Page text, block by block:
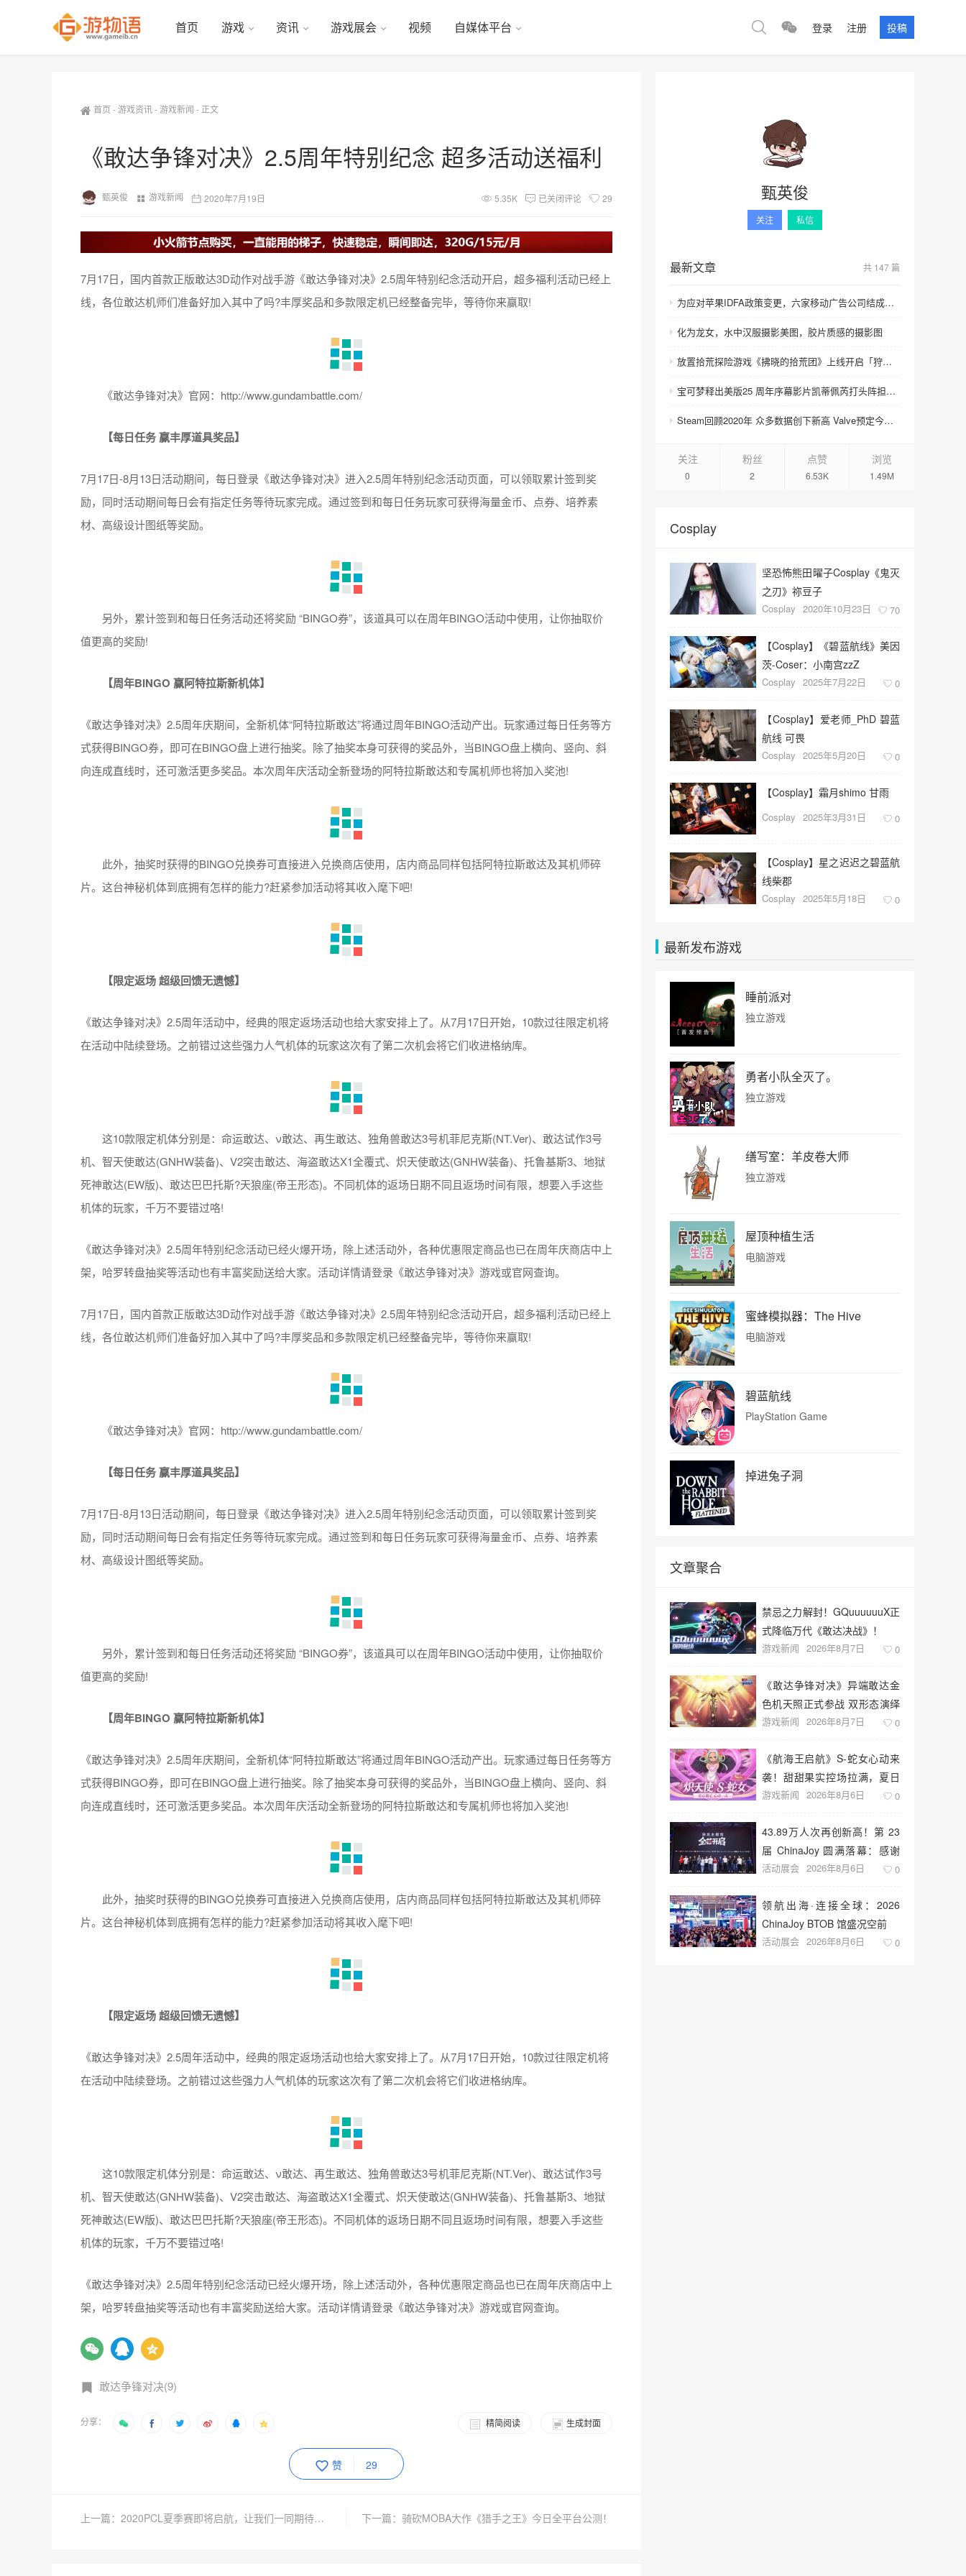
首页 游戏 资讯 游戏展会 视频 自媒体平台 登录 注册 投稿
首页 -游戏资讯-游戏新闻 - 正文
《敢达争锋对决》2.5周年特别纪念 超多活动送福利
甄英俊 游戏新闻 2020年7月19日 5.35K 已关闭评论 29
7月17日，国内首款正版敢达3D动作对战手游《敢达争锋对决》2.5周年特别纪念活动开启，超多福利活动已经上
线，各位敢达机师们准备好加入其中了吗?丰厚奖品和多款限定机已经整备完毕，等待你来赢取!
《敢达争锋对决》官网：http://www.gundambattle.com/
【每日任务 赢丰厚道具奖品】
7月17日-8月13日活动期间，每日登录《敢达争锋对决》进入2.5周年特别纪念活动页面，可以领取累计签到奖
励，同时活动期间每日会有指定任务等待玩家完成。通过签到和每日任务玩家可获得海量金币、点券、培养素
材、高级设计图纸等奖励。
另外，累计签到和每日任务活动还将奖励 “BINGO券”，该道具可以在周年BINGO活动中使用，让你抽取价
值更高的奖励!
【周年BINGO 赢阿特拉斯新机体】
《敢达争锋对决》2.5周年庆期间，全新机体“阿特拉斯敢达”将通过周年BINGO活动产出。玩家通过每日任务等方
式获得BINGO券，即可在BINGO盘上进行抽奖。除了抽奖本身可获得的奖品外，当BINGO盘上横向、竖向、斜
向连成直线时，还可激活更多奖品。本次周年庆活动全新登场的阿特拉斯敢达和专属机师也将加入奖池!
此外，抽奖时获得的BINGO兑换券可直接进入兑换商店使用，店内商品同样包括阿特拉斯敢达及其机师碎
片。这台神秘机体到底拥有怎样的能力?赶紧参加活动将其收入麾下吧!
【限定返场 超级回馈无遗憾】
《敢达争锋对决》2.5周年活动中，经典的限定返场活动也给大家安排上了。从7月17日开始，10款过往限定机将
在活动中陆续登场。之前错过这些强力人气机体的玩家这次有了第二次机会将它们收进格纳库。
这10款限定机体分别是：命运敢达、ν敢达、再生敢达、独角兽敢达3号机菲尼克斯(NT.Ver)、敢达试作3号
机、智天使敢达(GNHW装备)、V2突击敢达、海盗敢达X1全覆式、炽天使敢达(GNHW装备)、托鲁基斯3、地狱
死神敢达(EW版)、敢达巴巴托斯?天狼座(帝王形态)。不同机体的返场日期不同且返场时间有限，想要入手这些
机体的玩家，千万不要错过咯!
《敢达争锋对决》2.5周年特别纪念活动已经火爆开场，除上述活动外，各种优惠限定商品也已在周年庆商店中上
架，哈罗转盘抽奖等活动也有丰富奖励送给大家。活动详情请登录《敢达争锋对决》游戏或官网查询。
7月17日，国内首款正版敢达3D动作对战手游《敢达争锋对决》2.5周年特别纪念活动开启，超多福利活动已经上
线，各位敢达机师们准备好加入其中了吗?丰厚奖品和多款限定机已经整备完毕，等待你来赢取!
《敢达争锋对决》官网：http://www.gundambattle.com/
【每日任务 赢丰厚道具奖品】
7月17日-8月13日活动期间，每日登录《敢达争锋对决》进入2.5周年特别纪念活动页面，可以领取累计签到奖
励，同时活动期间每日会有指定任务等待玩家完成。通过签到和每日任务玩家可获得海量金币、点券、培养素
材、高级设计图纸等奖励。
另外，累计签到和每日任务活动还将奖励 “BINGO券”，该道具可以在周年BINGO活动中使用，让你抽取价
值更高的奖励!
【周年BINGO 赢阿特拉斯新机体】
《敢达争锋对决》2.5周年庆期间，全新机体“阿特拉斯敢达”将通过周年BINGO活动产出。玩家通过每日任务等方
式获得BINGO券，即可在BINGO盘上进行抽奖。除了抽奖本身可获得的奖品外，当BINGO盘上横向、竖向、斜
向连成直线时，还可激活更多奖品。本次周年庆活动全新登场的阿特拉斯敢达和专属机师也将加入奖池!
此外，抽奖时获得的BINGO兑换券可直接进入兑换商店使用，店内商品同样包括阿特拉斯敢达及其机师碎
片。这台神秘机体到底拥有怎样的能力?赶紧参加活动将其收入麾下吧!
【限定返场 超级回馈无遗憾】
《敢达争锋对决》2.5周年活动中，经典的限定返场活动也给大家安排上了。从7月17日开始，10款过往限定机将
在活动中陆续登场。之前错过这些强力人气机体的玩家这次有了第二次机会将它们收进格纳库。
这10款限定机体分别是：命运敢达、ν敢达、再生敢达、独角兽敢达3号机菲尼克斯(NT.Ver)、敢达试作3号
机、智天使敢达(GNHW装备)、V2突击敢达、海盗敢达X1全覆式、炽天使敢达(GNHW装备)、托鲁基斯3、地狱
死神敢达(EW版)、敢达巴巴托斯?天狼座(帝王形态)。不同机体的返场日期不同且返场时间有限，想要入手这些
机体的玩家，千万不要错过咯!
《敢达争锋对决》2.5周年特别纪念活动已经火爆开场，除上述活动外，各种优惠限定商品也已在周年庆商店中上
架，哈罗转盘抽奖等活动也有丰富奖励送给大家。活动详情请登录《敢达争锋对决》游戏或官网查询。
敢达争锋对决(9)
分享： 生成封面
精简阅读
赞 29
上一篇：2020PCL夏季赛即将启航，让我们一同期待这盛夏奇迹 下一篇：骑砍MOBA大作《猎手之王》今日全平台公测！
甄英俊
关注 私信
最新文章 共 147 篇
为应对苹果IDFA政策变更，六家移动广告公司结成联盟
化为龙女，水中汉服摄影美图，胶片质感的摄影图
放置拾荒探险游戏《拂晓的拾荒团》上线开启「狩猎祭」活动及全新卡池
宝可梦释出美版25 周年序幕影片凯蒂佩芮打头阵担任年度音乐活动大使
Steam回顾2020年 众多数据创下新高 Valve预定今年初将推出Steam中国
关注
0
粉丝
2
点赞
6.53K
浏览
1.49M
Cosplay
坚恐怖熊田曜子Cosplay《鬼灭
之刃》祢豆子
Cosplay 2020年10月23日 70
【Cosplay】《碧蓝航线》美因
茨-Coser：小南宫zzZ
Cosplay 2025年7月22日 0
【Cosplay】爱老师_PhD 碧蓝
航线 可畏
Cosplay 2025年5月20日 0
【Cosplay】霜月shimo 甘雨
Cosplay 2025年3月31日 0
【Cosplay】星之迟迟之碧蓝航
线柴郡
Cosplay 2025年5月18日 0
最新发布游戏
睡前派对
独立游戏
勇者小队全灭了。
独立游戏
缮写室：羊皮卷大师
独立游戏
屋顶种植生活
电脑游戏
蜜蜂模拟器：The Hive
电脑游戏
碧蓝航线
PlayStation Game
掉进兔子洞
文章聚合
禁忌之力解封！GQuuuuuuX正
式降临万代《敢达决战》！
游戏新闻 2026年8月7日 0
《敢达争锋对决》异端敢达金
色机天照正式参战 双形态演绎
空中战技
游戏新闻 2026年8月7日 0
《航海王启航》S-蛇女心动来
袭！甜甜果实控场拉满，夏日
盛宴开启
游戏新闻 2026年8月6日 0
43.89万人次再创新高！第 23
届 ChinaJoy 圆满落幕：感谢
有你，共赴这场“与 AI 同游”的
活动展会 2026年8月6日 0
领航出海·连接全球：2026
ChinaJoy BTOB 馆盛况空前
活动展会 2026年8月6日 0